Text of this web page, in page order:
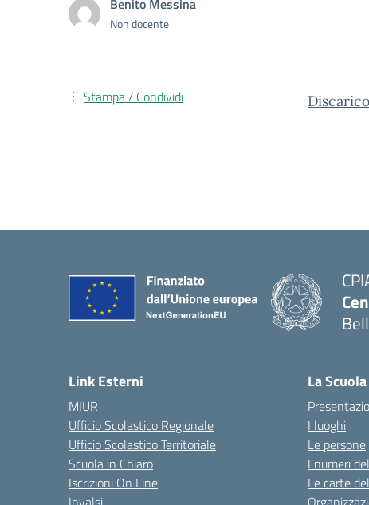
Benito Messina
Non docente
Stampa / Condividi
Link Esterni
MIUR
Ufficio Scolastico Regionale
Ufficio Scolastico Territoriale
Scuola in Chiaro
Iscrizioni On Line
La Scuola
I luoghi
Le persone
I numeri
Le carte